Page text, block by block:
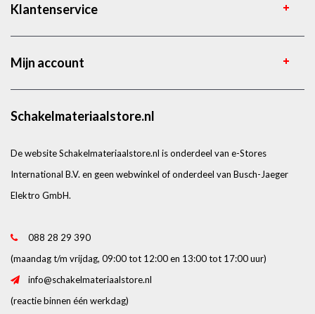
Klantenservice
Mijn account
Schakelmateriaalstore.nl
De website Schakelmateriaalstore.nl is onderdeel van e-Stores
International B.V. en geen webwinkel of onderdeel van Busch-Jaeger
Elektro GmbH.
088 28 29 390
(maandag t/m vrijdag, 09:00 tot 12:00 en 13:00 tot 17:00 uur)
info@schakelmateriaalstore.nl
(reactie binnen één werkdag)